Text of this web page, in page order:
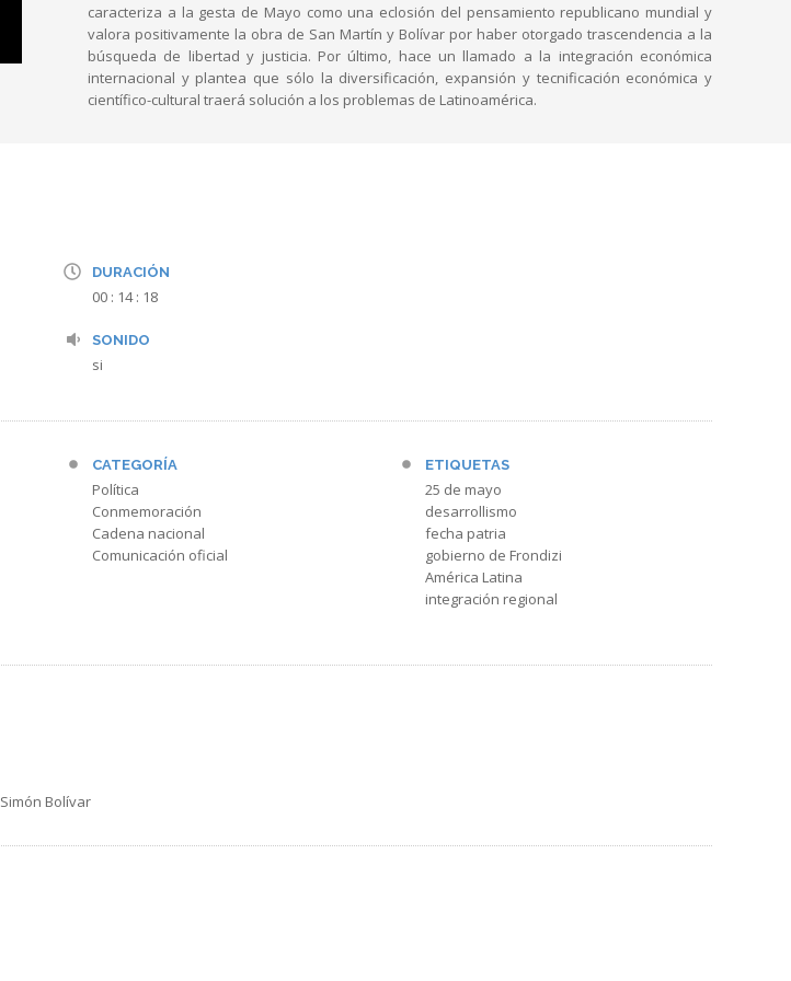
caracteriza a la gesta de Mayo como una eclosión del pensamiento republicano mundial y
valora positivamente la obra de San Martín y Bolívar por haber otorgado trascendencia a la
búsqueda de libertad y justicia. Por último, hace un llamado a la integración económica
internacional y plantea que sólo la diversificación, expansión y tecnificación económica y
científico-cultural traerá solución a los problemas de Latinoamérica.
DURACIÓN
00 : 14 : 18
SONIDO
si
CATEGORÍA
Política
Conmemoración
Cadena nacional
Comunicación oficial
ETIQUETAS
25 de mayo
desarrollismo
fecha patria
gobierno de Frondizi
América Latina
integración regional
Simón Bolívar